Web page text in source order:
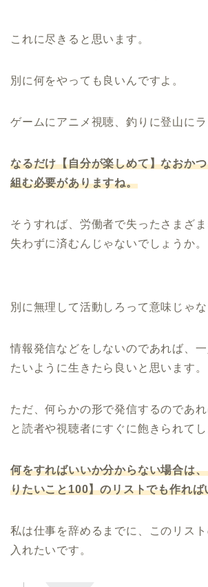
これに尽きると思います。
別に何をやっても良いんですよ。
ゲームにアニメ視聴、釣りに登山にラ
なるだけ【自分が楽しめて】なおか
組む必要がありますね。
そうすれば、労働者で失ったさまざ
失わずに済むんじゃないでしょうか。
別に無理して活動しろって意味じゃな
情報発信などをしないのであれば、
たいように生きたら良いと思います。
ただ、何らかの形で発信するのであ
と読者や視聴者にすぐに飽きられてし
何をすればいいか分からない場合は
りたいこと100】のリストでも作れば
私は仕事を辞めるまでに、このリス
入れたいです。